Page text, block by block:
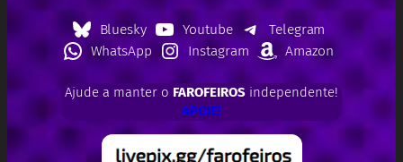
Bluesky Youtube
Telegram
WhatsApp
Instagram Amazon
Ajude a manter o FAROFEIROSindependente!
APOIE!